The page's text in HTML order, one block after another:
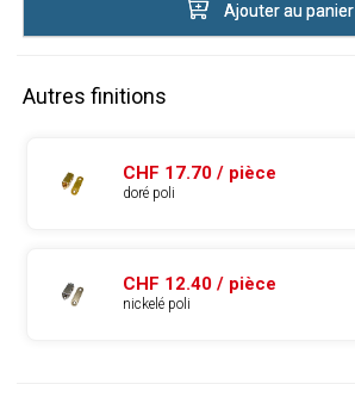
Ajouter au panier
Autres finitions
CHF 17.70 / pièce
doré poli
CHF 12.40 / pièce
nickelé poli